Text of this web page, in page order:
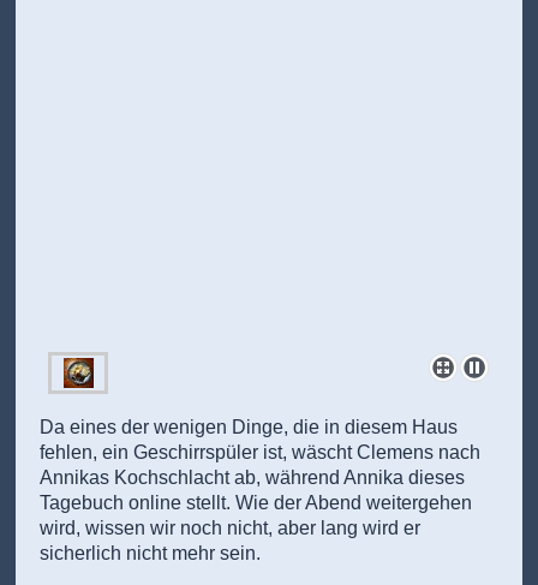
Da eines der wenigen Dinge, die in diesem Haus
fehlen, ein Geschirrspüler ist, wäscht Clemens nach
Annikas Kochschlacht ab, während Annika dieses
Tagebuch online stellt. Wie der Abend weitergehen
wird, wissen wir noch nicht, aber lang wird er
sicherlich nicht mehr sein.